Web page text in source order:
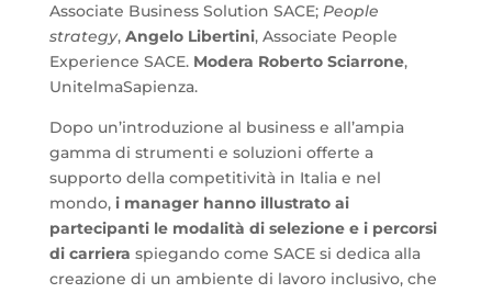
Associate Business Solution SACE; People
strategy, Angelo Libertini, Associate People
Experience SACE. Modera Roberto Sciarrone,
UnitelmaSapienza.
Dopo un’introduzione al business e all’ampia
gamma di strumenti e soluzioni offerte a
supporto della competitività in Italia e nel
mondo, i manager hanno illustrato ai
partecipanti le modalità di selezione e i percorsi
di carriera spiegando come SACE si dedica alla
creazione di un ambiente di lavoro inclusivo, che